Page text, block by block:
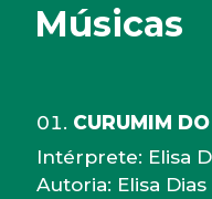
Músicas
CURUMIM
Intérprete: Elisa
Autoria: Elisa Dias